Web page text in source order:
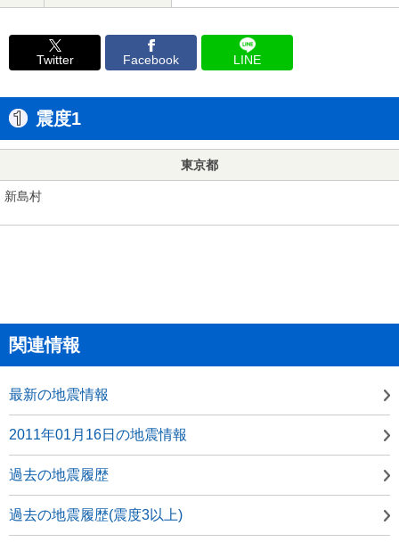
Twitter Facebook LINE
震度1
東京都
新島村
関連情報
最新の地震情報
2011年01月16日の地震情報
過去の地震履歴
過去の地震履歴(震度3以上)